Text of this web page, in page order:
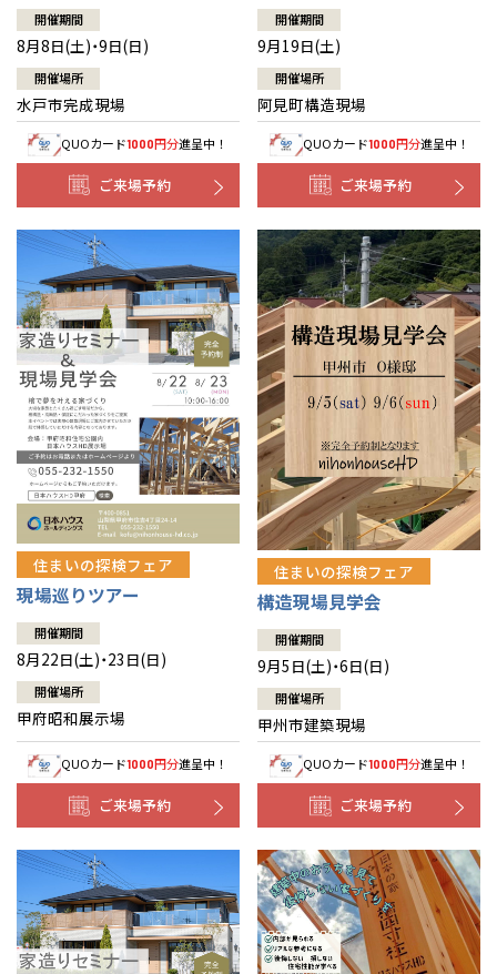
開催期間
8月8日(土)・9日(日)
開催場所
水戸市完成現場
QUOカード1000円分進呈中！
ご来場予約
開催期間
9月19日(土)
開催場所
阿見町構造現場
QUOカード1000円分進呈中！
ご来場予約
住まいの探検フェア
現場巡りツアー
開催期間
8月22日(土)・23日(日)
開催場所
甲府昭和展示場
QUOカード1000円分進呈中！
ご来場予約
住まいの探検フェア
構造現場見学会
開催期間
9月5日(土)・6日(日)
開催場所
甲州市建築現場
QUOカード1000円分進呈中！
ご来場予約